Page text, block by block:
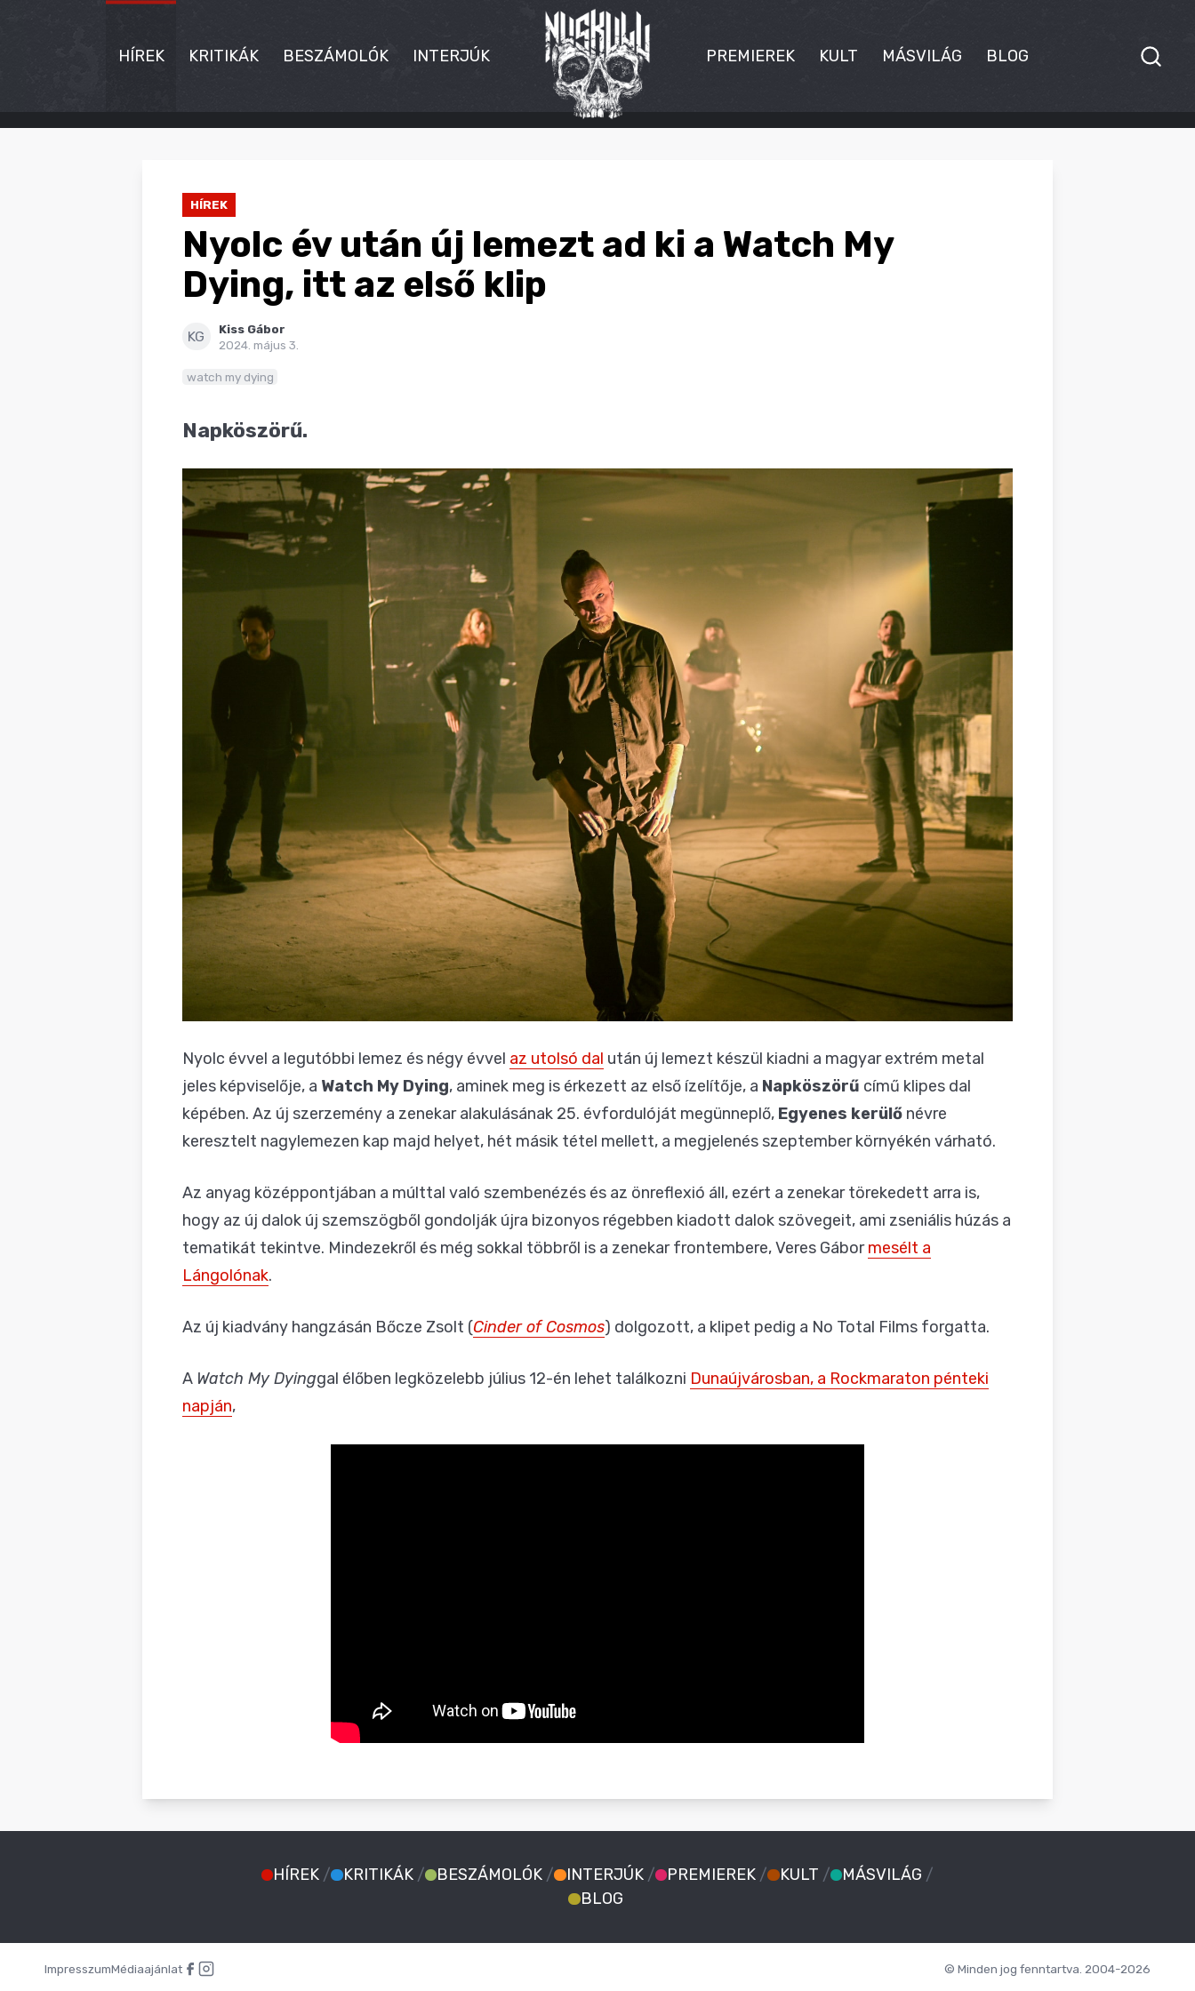
HÍREK KRITIKÁK BESZÁMOLÓK INTERJÚK PREMIEREK KULT MÁSVILÁG BLOG
HÍREK
HÍREK
Nyolc év után új lemezt ad ki a Watch My
Dying, itt az első klip
KG
Kiss Gábor
2024. május 3.
watch my dying
Napköszörű.
Nyolc évvel a legutóbbi lemez és négy évvel az utolsó dal után új lemezt készül kiadni a magyar extrém metal
jeles képviselője, a Watch My Dying, aminek meg is érkezett az első ízelítője, a Napköszörű című klipes dal
képében. Az új szerzemény a zenekar alakulásának 25. évfordulóját megünneplő, Egyenes kerülő névre
keresztelt nagylemezen kap majd helyet, hét másik tétel mellett, a megjelenés szeptember környékén várható.
Az anyag középpontjában a múlttal való szembenézés és az önreflexió áll, ezért a zenekar törekedett arra is,
hogy az új dalok új szemszögből gondolják újra bizonyos régebben kiadott dalok szövegeit, ami zseniális húzás a
tematikát tekintve. Mindezekről és még sokkal többről is a zenekar frontembere, Veres Gábormesélt a
Lángolónak.
Az új kiadvány hangzásán Bőcze Zsolt (Cinder of Cosmos) dolgozott, a klipet pedig a No Total Films forgatta.
A Watch My Dyinggal élőben legközelebb július 12-én lehet találkozni Dunaújvárosban, a Rockmaraton pénteki
napján,
HÍREK / KRITIKÁK / BESZÁMOLÓK / INTERJÚK / PREMIEREK / KULT / MÁSVILÁG /
BLOG
ImpresszumMédiaajánlat © Minden jog fenntartva. 2004-2026